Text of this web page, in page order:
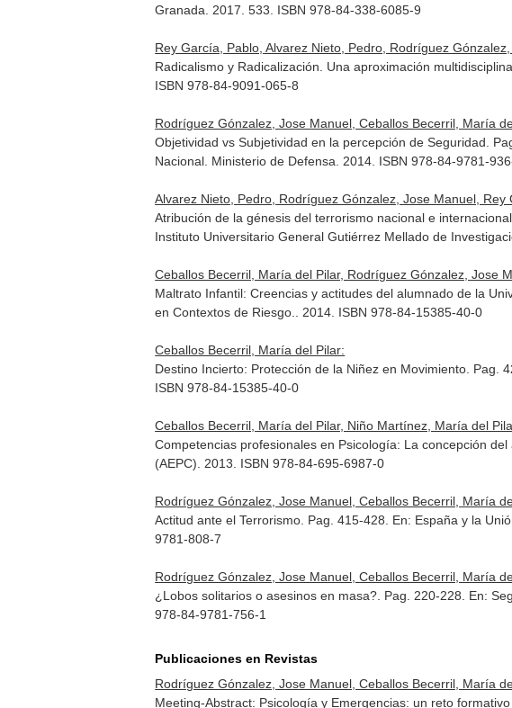
Granada. 2017. 533. ISBN 978-84-338-6085-9
Rey García, Pablo, Alvarez Nieto, Pedro, Rodríguez
Radicalismo y Radicalización. Una aproximación
ISBN 978-84-9091-065-8
Rodríguez Gónzalez, Jose Manuel, Ceballos Becerril, María
Objetividad vs Subjetividad en la percepción de Seguridad.
Nacional . Ministerio de Defensa. 2014. ISBN 978-84-9781-
Alvarez Nieto, Pedro, Rodríguez Gónzalez, Jose Manuel,
Atribución de la génesis del terrorismo nacional e
Instituto Universitario General Gutiérrez Mellado de
Ceballos Becerril, María del Pilar, Rodríguez Gónzalez, Jose
Maltrato Infantil: Creencias y actitudes del alumnado de la
en Contextos de Riesgo.
. 2014. ISBN 978-84-15385-40-0
Ceballos Becerril, María del Pilar:
Destino Incierto: Protección de la Niñez en Movimiento. Pag.
ISBN 978-84-15385-40-0
Ceballos Becerril, María del Pilar, Niño Martínez, María del
Competencias profesionales en Psicología: La concepción del
(AEPC). 2013. ISBN 978-84-695-6987-0
Rodríguez Gónzalez, Jose Manuel, Ceballos Becerril, María
Actitud ante el Terrorismo. Pag. 415-428. En: España y la
9781-808-7
Rodríguez Gónzalez, Jose Manuel, Ceballos Becerril, María
¿Lobos solitarios o asesinos en masa?. Pag. 220-228. En:
978-84-9781-756-1
Publicaciones en Revistas
Rodríguez Gónzalez, Jose Manuel, Ceballos Becerril, María
Meeting-Abstract: Psicología y Emergencias: un reto